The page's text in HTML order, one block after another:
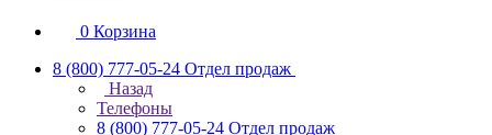
0 Корзина
8 (800) 777-05-24 Отдел продаж
Назад
Телефоны
8 (800) 777-05-24 Отдел продаж